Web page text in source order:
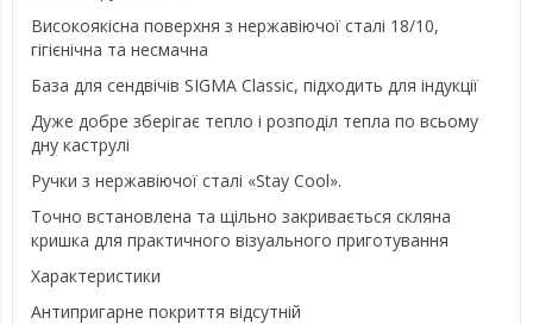
Високоякісна поверхня з нержавіючої сталі 18/10,
гігієнічна та несмачна
База для сендвічів SIGMA Classic, підходить для індукції
Дуже добре зберігає тепло і розподіл тепла по всьому
дну каструлі
Ручки з нержавіючої сталі «Stay Cool».
Точно встановлена та щільно закривається скляна
кришка для практичного візуального приготування
Характеристики
Антипригарне покриття відсутній